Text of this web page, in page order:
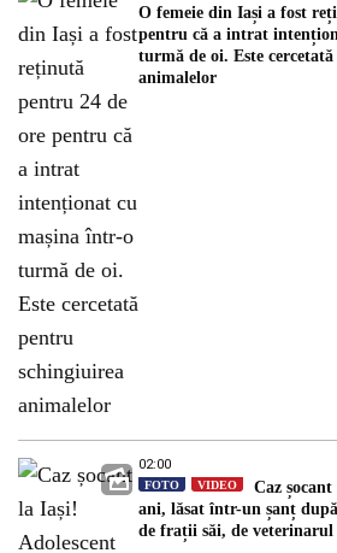
O femeie din Iași a fost
pentru că a intrat
turmă de oi. Este
animalelor
02:00
FOTO VIDEO
Caz
ani, lăsat într-un șanț
de frații săi, de